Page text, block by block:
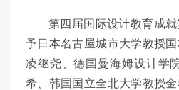
第四届国际设计教育成
予日本名古屋城市大学教授
凌继尧、德国曼海姆设计学
希、韩国国立全北大学教授